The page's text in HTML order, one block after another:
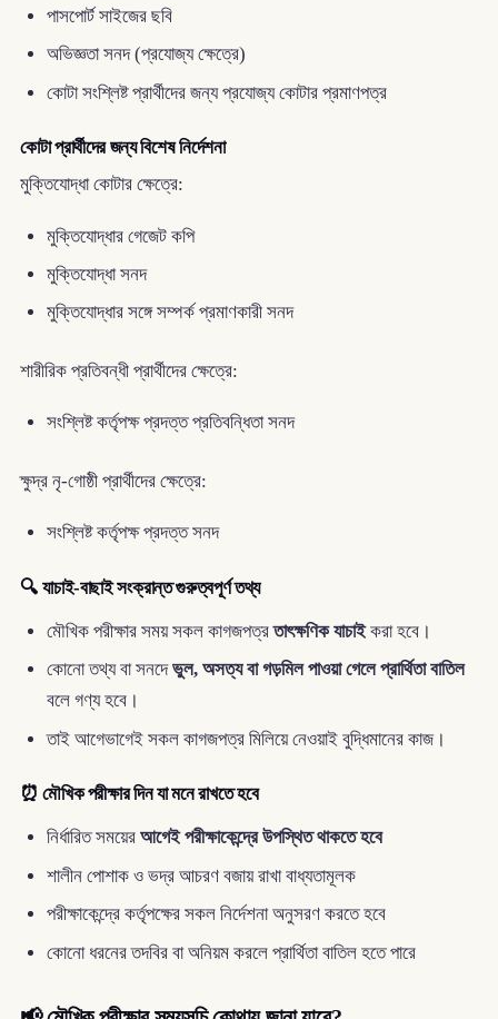
পাসপোর্ট সাইজের ছবি
অভিজ্ঞতা সনদ (প্রযোজ্য ক্ষেত্রে)
কোটা সংশ্লিষ্ট প্রার্থীদের জন্য প্রযোজ্য কোটার প্রমাণপত্র
কোটা প্রার্থীদের জন্য বিশেষ নির্দেশনা
মুক্তিযোদ্ধা কোটার ক্ষেত্রে:
মুক্তিযোদ্ধার গেজেট কপি
মুক্তিযোদ্ধা সনদ
মুক্তিযোদ্ধার সঙ্গে সম্পর্ক প্রমাণকারী সনদ
শারীরিক প্রতিবন্ধী প্রার্থীদের ক্ষেত্রে:
সংশ্লিষ্ট কর্তৃপক্ষ প্রদত্ত প্রতিবন্ধিতা সনদ
ক্ষুদ্র নৃ-গোষ্ঠী প্রার্থীদের ক্ষেত্রে:
সংশ্লিষ্ট কর্তৃপক্ষ প্রদত্ত সনদ
🔍 যাচাই-বাছাই সংক্রান্ত গুরুত্বপূর্ণ তথ্য
মৌখিক পরীক্ষার সময় সকল কাগজপত্রতাৎক্ষণিক যাচাইকরা হবে।
কোনো তথ্য বা সনদেভুল, অসত্য বা গড়মিল পাওয়া গেলে প্রার্থিতা বাতিল
বলে গণ্য হবে।
তাই আগেভাগেই সকল কাগজপত্র মিলিয়ে নেওয়াই বুদ্ধিমানের কাজ।
⏰ মৌখিক পরীক্ষার দিন যা মনে রাখতে হবে
নির্ধারিত সময়ের আগেই পরীক্ষাকেন্দ্রে উপস্থিত থাকতে হবে
শালীন পোশাক ও ভদ্র আচরণ বজায় রাখা বাধ্যতামূলক
পরীক্ষাকেন্দ্রে কর্তৃপক্ষের সকল নির্দেশনা অনুসরণ করতে হবে
কোনো ধরনের তদবির বা অনিয়ম করলে প্রার্থিতা বাতিল হতে পারে